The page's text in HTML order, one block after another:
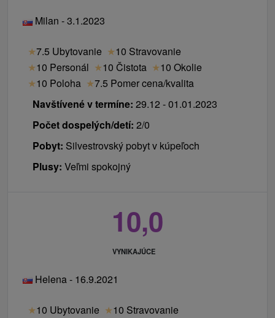
Milan - 3.1.2023
★7.5 Ubytovanie ★10 Stravovanie
★10 Personál ★10 Čistota ★10 Okolie
★10 Poloha ★7.5 Pomer cena/kvalita
Navštívené v termíne: 29.12 - 01.01.2023
Počet dospelých/detí: 2/0
Pobyt: Silvestrovský pobyt v kúpeľoch
Plusy: Veľmi spokojný
10,0
VYNIKAJÚCE
Helena - 16.9.2021
★10 Ubytovanie ★10 Stravovanie